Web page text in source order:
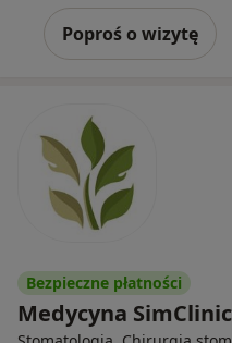
Poproś o wizytę
Bezpieczne płatności
Medycyna SimClinic